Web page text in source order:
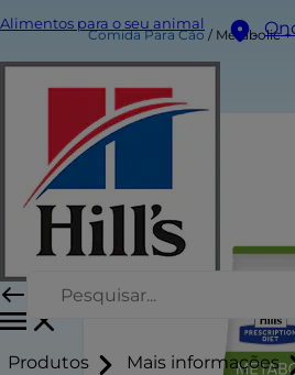
Alimentos para o seu animal
Produtos Mais informações
Comida Para Cão Metabolic